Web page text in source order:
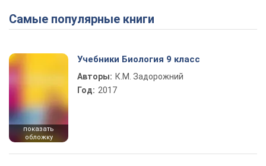
Самые популярные книги
показать
обложку
Учебники Биология 9 класс
Авторы: К.М. Задорожний
Год: 2017